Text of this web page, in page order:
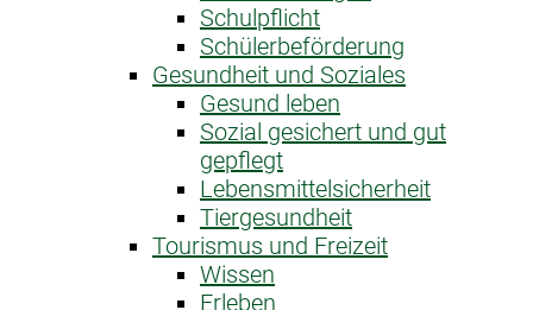
Schulpflicht
Schülerbeförderung
Gesundheit und Soziales
Gesund leben
Sozial gesichert und gut
gepflegt
Lebensmittelsicherheit
Tiergesundheit
Tourismus und Freizeit
Wissen
Erleben